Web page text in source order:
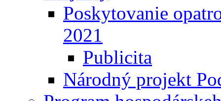
Poskytovanie
2021
Publicita
Národný projekt